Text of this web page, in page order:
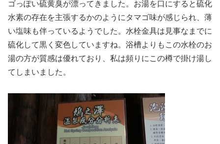
ゴっぽい硫黄臭が漂ってきました。お湯を口にすると硫化
水素の存在を主張するかのようにタマゴ味が感じられ、薄
い塩味も伴っているようでした。水栓金具は見事なまでに
硫化して黒く変色していますね。浴槽よりもこの水栓のお
湯の方が質感は優れており、私は頻りにこの樽で掛け湯し
てしまいました。